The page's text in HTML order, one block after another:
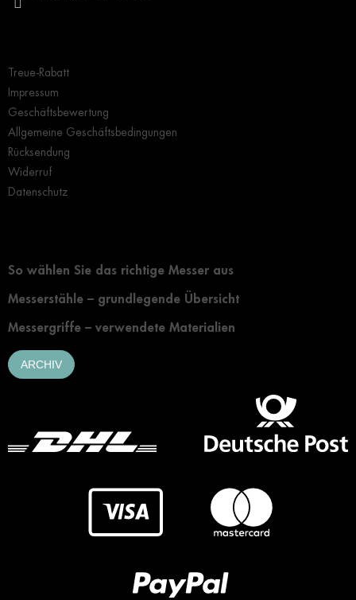
Treue-Rabatt
Impressum
Geschäftsbewertung
Allgemeine Geschäftsbedingungen
Rücksendung
Widerruf
Datenschutz
So wählen Sie das richtige Messer aus
Messerstähle – grundlegende Übersicht
Messergriffe – verwendete Materialien
ARCHIV